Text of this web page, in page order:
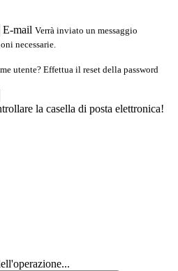
E-mail Verrà inviato un messaggio
necessarie.
utente? Effettua il reset della password
la casella di posta elettronica!